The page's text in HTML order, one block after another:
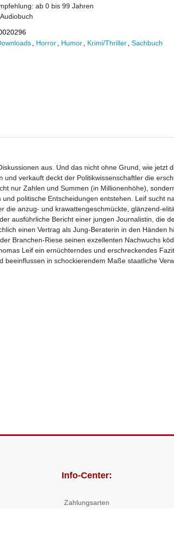
ab 0 bis 99 Jahren
Audiobuch
Horror Humor Krimi/Thriller Sachbuch
aus. Und das nicht ohne Grund, wie jetzt
verkauft deckt der Politikwissenschaftler die
nur Zahlen und Summen (in Millionenhöhe),
politische Entscheidungen entstehen. Leif sucht
die anzug- und krawattengeschmückte, glänzend-
ausführliche Bericht einer jungen Journalistin, die
einen Vertrag als Jung-Beraterin in den Händen
Branchen-Riese seinen exzellenten Nachwuchs
Leif ein ernüchterndes und erschreckendes
in schockierendem Maße staatliche
Info-Center:
Zahlungsarten